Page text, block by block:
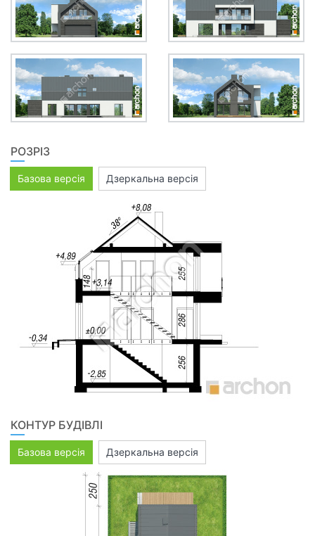
РОЗРІЗ
Базова версія Дзеркальна версія
КОНТУР БУДІВЛІ
Базова версія Дзеркальна версія